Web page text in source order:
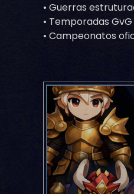
• Guerras
• Temporadas GvG
• Campeonatos